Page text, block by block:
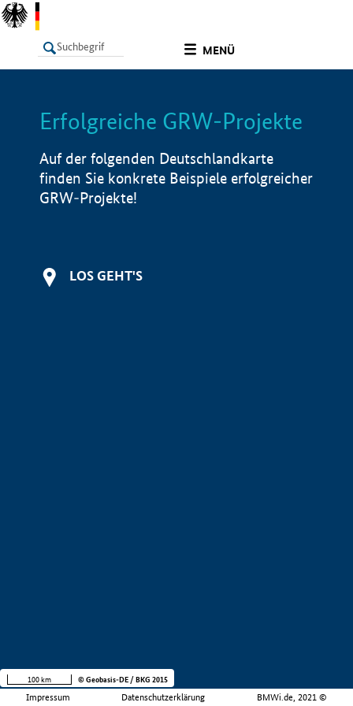
MENÜ
LISTE Info
Erfolgreiche GRW-Projekte
Auf der folgenden Deutschlandkarte
finden Sie konkrete Beispiele erfolgreicher
GRW-Projekte!
LOS GEHT'S
Impressum Datenschutzerklärung BMWi.de, 2021 ©
100 km © Geobasis-DE / BKG 2015